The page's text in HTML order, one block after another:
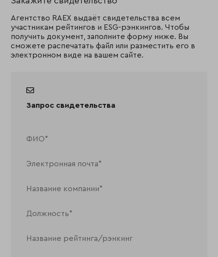
Агентство RAEX выдаёт свидетельства всем
участникам рейтингов и ESG-рэнкингов. Чтобы
получить документ, заполните форму ниже. Вы
сможете распечатать файл или разместить его в
электронном виде на вашем сайте.
Запрос свидетельства